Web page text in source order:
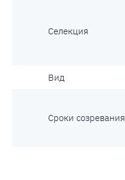
Селекция
Вид
Сроки созревания